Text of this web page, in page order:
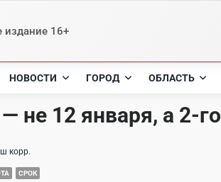
издание 16+
НОВОСТИ ГОРОД ОБЛАСТЬ
не 12 января, а 2-го
корр.
СРОК